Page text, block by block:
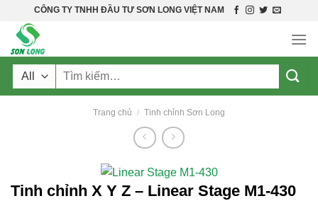
content
CÔNG TY TNHH ĐẦU TƯ SƠN LONG VIỆT NAM
Tìm
Trang chủ / Tinh chỉnh Sơn Long
Tinh chỉnh X Y Z – Linear Stage M1-430